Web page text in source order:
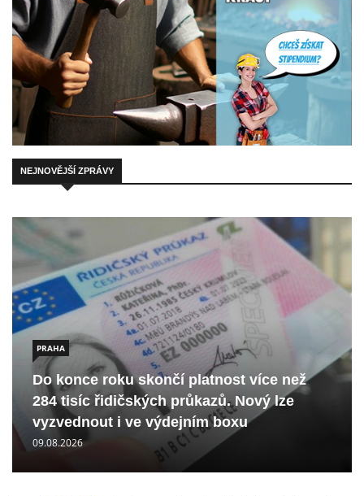
NEJNOVĚJŠÍ ZPRÁVY
PRAHA
Do konce roku skončí platnost více než
284 tisíc řidičských průkazů. Nový lze
vyzvednout i ve výdejním boxu
09.08.2026